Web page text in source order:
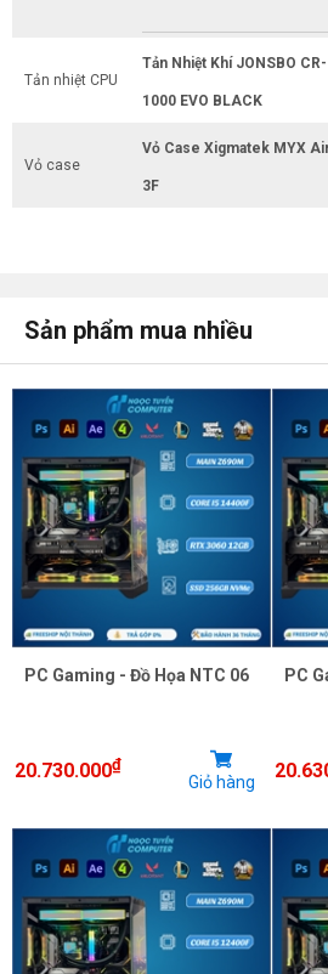
Tản nhiệt CPU
Tản Nhiệt Khí JONSBO CR-
1000 EVO BLACK
Vỏ case
Vỏ Case Xigmatek MYX
3F
Sản phẩm mua nhiều
PC Gaming - Đồ Họa NTC 06
20.730.000₫
Giỏ hàng
PC